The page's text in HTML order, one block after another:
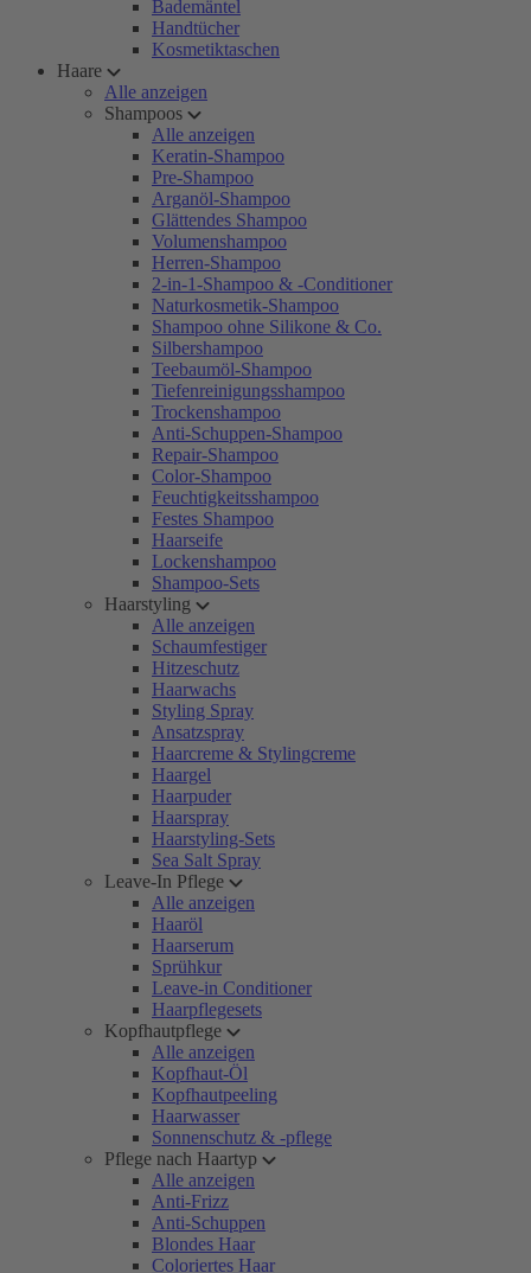
Bademäntel
Handtücher
Kosmetiktaschen
Haare
Alle anzeigen
Shampoos
Alle anzeigen
Keratin-Shampoo
Pre-Shampoo
Arganöl-Shampoo
Glättendes Shampoo
Volumenshampoo
Herren-Shampoo
2-in-1-Shampoo & -Conditioner
Naturkosmetik-Shampoo
Shampoo ohne Silikone & Co.
Silbershampoo
Teebaumöl-Shampoo
Tiefenreinigungsshampoo
Trockenshampoo
Anti-Schuppen-Shampoo
Repair-Shampoo
Color-Shampoo
Feuchtigkeitsshampoo
Festes Shampoo
Haarseife
Lockenshampoo
Shampoo-Sets
Haarstyling
Alle anzeigen
Schaumfestiger
Hitzeschutz
Haarwachs
Styling Spray
Ansatzspray
Haarcreme & Stylingcreme
Haargel
Haarpuder
Haarspray
Haarstyling-Sets
Sea Salt Spray
Leave-In Pflege
Alle anzeigen
Haaröl
Haarserum
Sprühkur
Leave-in Conditioner
Haarpflegesets
Kopfhautpflege
Alle anzeigen
Kopfhaut-Öl
Kopfhautpeeling
Haarwasser
Sonnenschutz & -pflege
Pflege nach Haartyp
Alle anzeigen
Anti-Frizz
Anti-Schuppen
Blondes Haar
Coloriertes Haar